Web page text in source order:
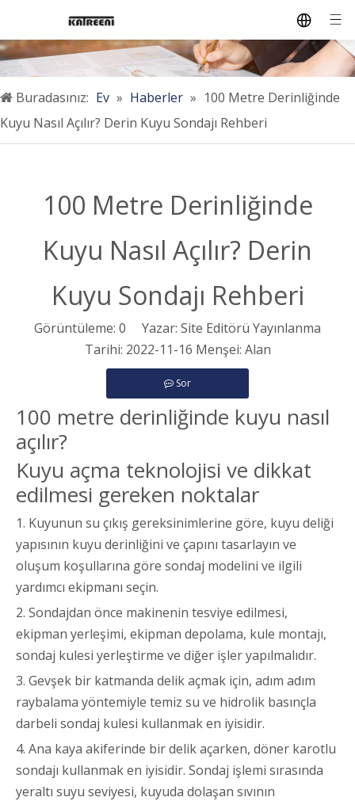
Buradasınız: Ev » Haberler » 100 Metre Derinliğinde
Kuyu Nasıl Açılır? Derin Kuyu Sondajı Rehberi
100 Metre Derinliğinde
Kuyu Nasıl Açılır? Derin
Kuyu Sondajı Rehberi
Görüntüleme: 0 Yazar: Site Editörü Yayınlanma
Tarihi: 2022-11-16 Menşei: Alan
Sor
100 metre derinliğinde kuyu nasıl
açılır?
Kuyu açma teknolojisi ve dikkat
edilmesi gereken noktalar
1. Kuyunun su çıkış gereksinimlerine göre, kuyu deliği
yapısının kuyu derinliğini ve çapını tasarlayın ve
oluşum koşullarına göre sondaj modelini ve ilgili
yardımcı ekipmanı seçin.
2. Sondajdan önce makinenin tesviye edilmesi,
ekipman yerleşimi, ekipman depolama, kule montajı,
sondaj kulesi yerleştirme ve diğer işler yapılmalıdır.
3. Gevşek bir katmanda delik açmak için, adım adım
raybalama yöntemiyle temiz su ve hidrolik basınçla
darbeli sondaj kulesi kullanmak en iyisidir.
4. Ana kaya akiferinde bir delik açarken, döner karotlu
sondajı kullanmak en iyisidir. Sondaj işlemi sırasında
yeraltı suyu seviyesi, kuyuda dolaşan sıvının